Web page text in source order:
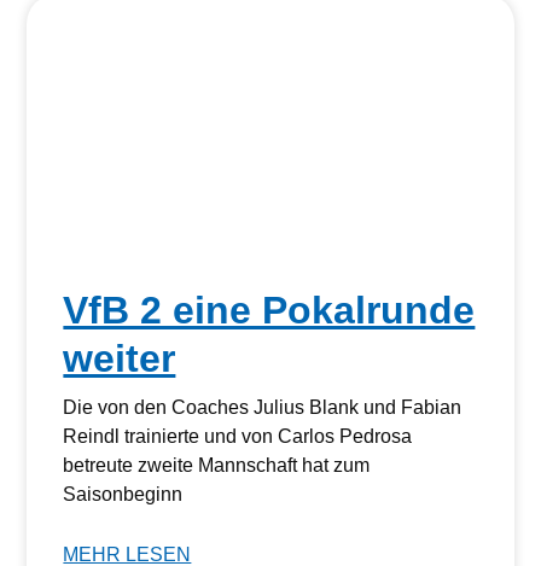
VfB 2 eine Pokalrunde
weiter
Die von den Coaches Julius Blank und Fabian
Reindl trainierte und von Carlos Pedrosa
betreute zweite Mannschaft hat zum
Saisonbeginn
MEHR LESEN